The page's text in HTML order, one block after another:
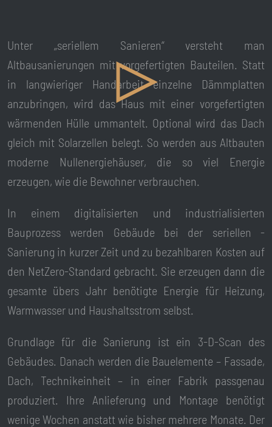
Unter „seriellem Sanieren“ versteht man
Altbausanierungen mit vorgefertigten Bauteilen. Statt
in langwieriger Handarbeit einzelne Dämmplatten
anzubringen, wird das Haus mit einer vorgefertigten
wärmenden Hülle ummantelt. Optional wird das Dach
gleich mit Solarzellen belegt. So werden aus Altbauten
moderne Nullenergiehäuser, die so viel Energie
erzeugen, wie die Bewohner verbrauchen.
In einem digitalisierten und industrialisierten
Bauprozess werden Gebäude bei der seriellen -
Sanierung in kurzer Zeit und zu bezahlbaren Kosten auf
den NetZero-Standard gebracht. Sie erzeugen dann die
gesamte übers Jahr benötigte Energie für Heizung,
Warmwasser und Haushaltsstrom selbst.
Grundlage für die Sanierung ist ein 3-D-Scan des
Gebäudes. Danach werden die Bauelemente – Fassade,
Dach, Technikeinheit – in einer Fabrik passgenau
produziert. Ihre Anlieferung und Montage benötigt
wenige Wochen anstatt wie bisher mehrere Monate. Der